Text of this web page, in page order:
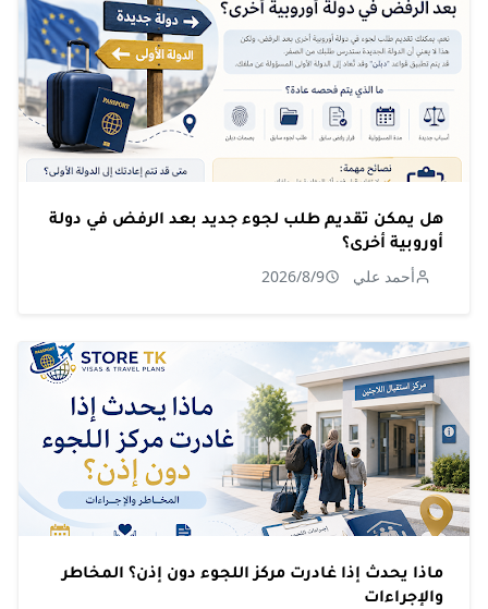
هل يمكن تقديم طلب لجوء جديد بعد الرفض في دولة
أوروبية أخرى؟
أحمد علي 2026/8/9
ماذا يحدث إذا غادرت مركز اللجوء دون إذن؟ المخاطر
والإجراءات